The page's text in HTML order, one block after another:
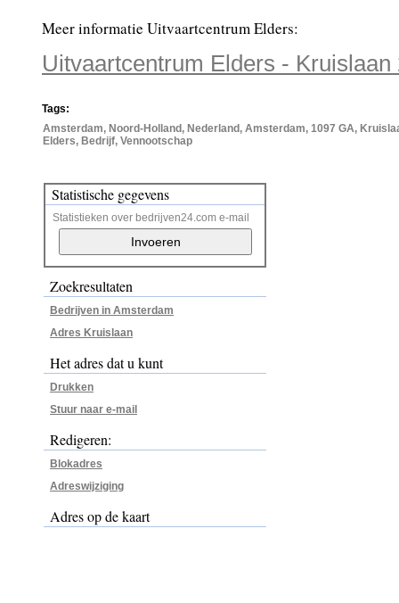
Meer informatie Uitvaartcentrum Elders:
Uitvaartcentrum Elders -
Tags:
Amsterdam, Noord-Holland, Nederland, Amsterdam, 1097 GA,
Elders, Bedrijf, Vennootschap
Statistische gegevens
Statistieken over bedrijven24.com e-mail
Zoekresultaten
Bedrijven in Amsterdam
Adres Kruislaan
Het adres dat u kunt
Drukken
Stuur naar e-mail
Redigeren:
Blokadres
Adreswijziging
Adres op de kaart